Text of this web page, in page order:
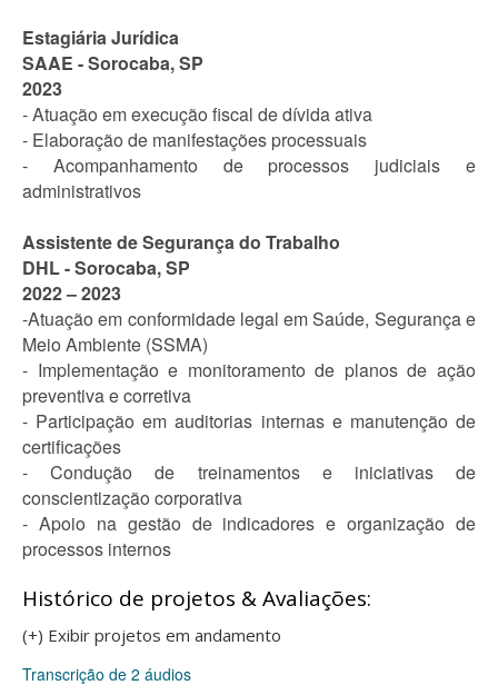
Estagiária Jurídica
SAAE - Sorocaba, SP
2023
- Atuação em execução fiscal de dívida ativa
- Elaboração de manifestações processuais
- Acompanhamento de processos judiciais e
administrativos
Assistente de Segurança do Trabalho
DHL - Sorocaba, SP
2022 – 2023
-Atuação em conformidade legal em Saúde, Segurança e
Meio Ambiente (SSMA)
- Implementação e monitoramento de planos de ação
preventiva e corretiva
- Participação em auditorias internas e manutenção de
certificações
- Condução de treinamentos e iniciativas de
conscientização corporativa
- Apoio na gestão de indicadores e organização de
processos internos
Histórico de projetos & Avaliações:
(+) Exibir projetos em andamento
Transcrição de 2 áudios